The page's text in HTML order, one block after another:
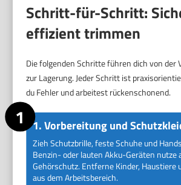
Schritt-für-Schritt:
effizient trimmen
Die folgenden Schritte führen dich von der
zur Lagerung. Jeder Schritt ist
du Fehler und arbeitest rückenschonend.
1. Vorbereitung und
Zieh Schutzbrille, feste Schuhe und
Benzin- oder lauten Akku-Geräten nutze
Gehörschutz. Entferne Kinder, Haustiere
aus dem Arbeitsbereich.